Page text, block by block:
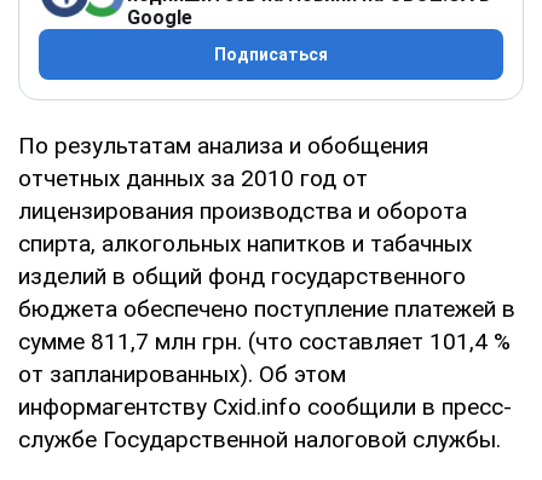
Google
Подписаться
По результатам анализа и обобщения
отчетных данных за 2010 год от
лицензирования производства и оборота
спирта, алкогольных напитков и табачных
изделий в общий фонд государственного
бюджета обеспечено поступление платежей в
сумме 811,7 млн грн. (что составляет 101,4 %
от запланированных). Об этом
информагентству Cxid.info сообщили в пресс-
службе Государственной налоговой службы.